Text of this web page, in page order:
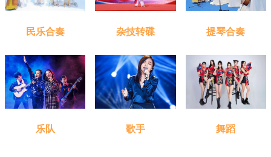
民乐合奏 杂技转碟 提琴合奏
乐队 歌手 舞蹈